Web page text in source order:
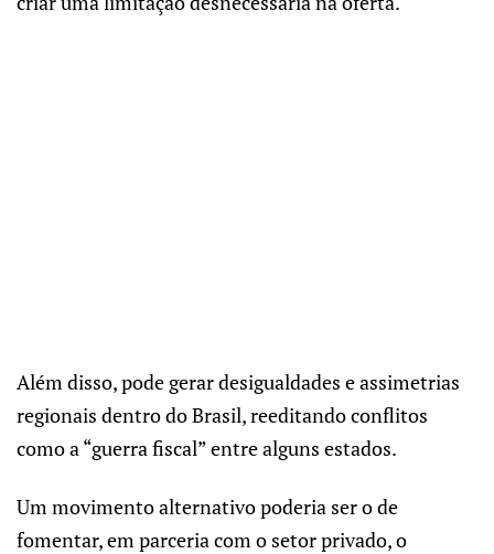
Além disso, pode gerar desigualdades e assimetrias
regionais dentro do Brasil, reeditando conflitos
como a “guerra fiscal” entre alguns estados.
Um movimento alternativo poderia ser o de
fomentar, em parceria com o setor privado, o